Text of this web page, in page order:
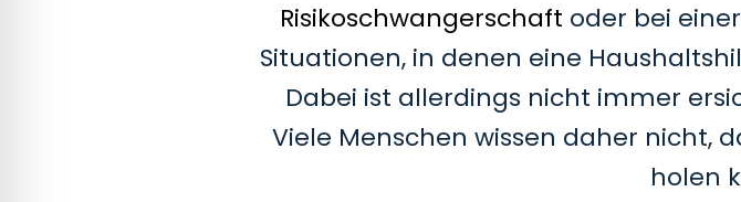
Risikoschwangerschaft oder bei einer
Situationen, in denen eine
Dabei ist allerdings nicht immer
Viele Menschen wissen daher nicht,
holen